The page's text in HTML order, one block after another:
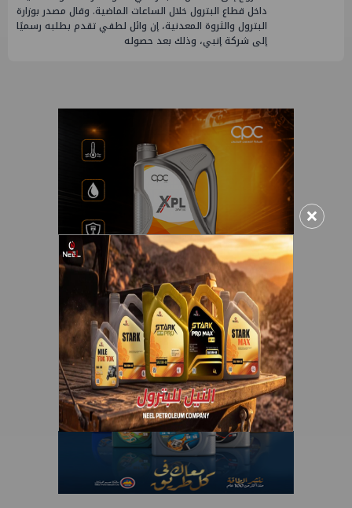
داخل قطاع البترول خلال الساعات الماضية. وقال مصدر بوزارة
البترول والثروة المعدنية، إن وائل لطفي تقدم بطلبه رسميًا
إلى شركة إنبي، وذلك بعد حصوله
×